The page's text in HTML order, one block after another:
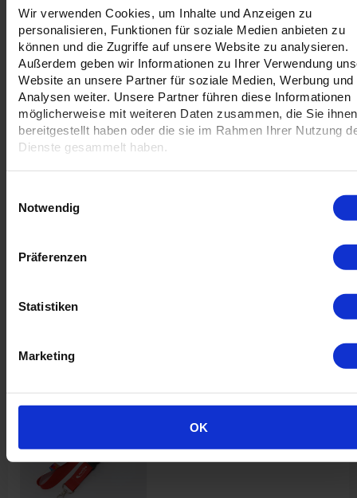
Wir verwenden Cookies, um Inhalte und Anzeigen zu
personalisieren, Funktionen für soziale Medien anbieten zu
können und die Zugriffe auf unsere Website zu analysieren.
Außerdem geben wir Informationen zu Ihrer Verwendung
Website an unsere Partner für soziale Medien, Werbung und
Analysen weiter. Unsere Partner führen diese Informationen
möglicherweise mit weiteren Daten zusammen, die Sie ihnen
bereitgestellt haben oder die sie im Rahmen Ihrer Nutzung
Dienste gesammelt haben.
Notwendig
Präferenzen
Statistiken
Marketing
OK
Versandinformation
Voraussichtlicher Versandtermin:
Dienstag, 18. August 2026
Bei Bestellung innerhalb der nächsten 17:26 Stunden.
Errechnetes Materialgewicht
Marke zu bewerben
bewerben. Sie sind ein vielseitiges Accessoire, das für
z. B. zum Tragen von ID-Karten, Schlüsseln oder anderen
Materialien bedruckt werden, um Ihre Marke zu